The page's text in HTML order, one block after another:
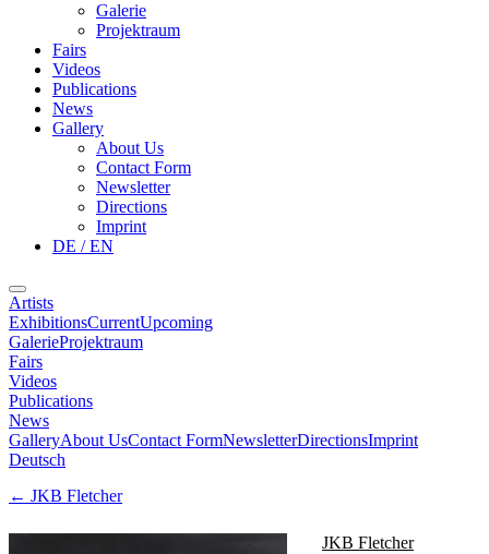
Galerie
Projektraum
Fairs
Videos
Publications
News
Gallery
About Us
Contact Form
Newsletter
Directions
Imprint
DE / EN
Artists
ExhibitionsCurrentUpcoming
GalerieProjektraum
Fairs
Videos
Publications
News
GalleryAbout UsContact FormNewsletterDirectionsImprint
Deutsch
← JKB Fletcher
JKB Fletcher